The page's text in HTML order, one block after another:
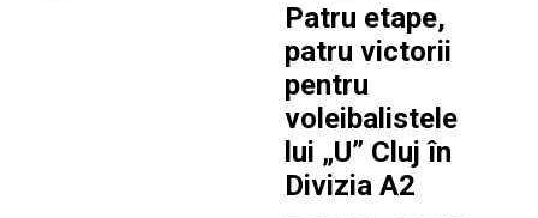
Patru etape,
patru victorii
pentru
voleibalistele
lui „U” Cluj în
Divizia A2